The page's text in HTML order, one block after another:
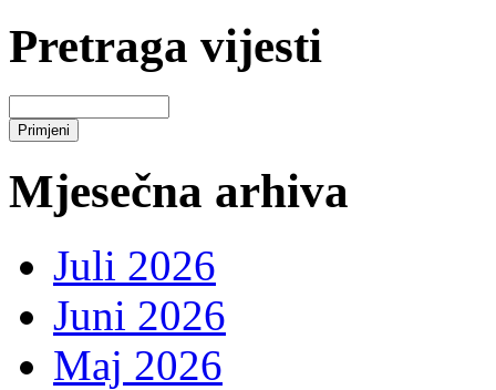
Pretraga vijesti
Mjesečna arhiva
Juli 2026
Juni 2026
Maj 2026